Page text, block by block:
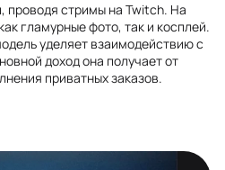
проводя стримы на Twitch. На
гламурные фото, так и косплей.
уделяет взаимодействию с
доход она получает от
приватных заказов.